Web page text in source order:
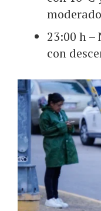
moderado
23:00 h –
con